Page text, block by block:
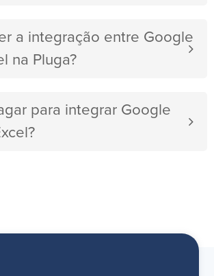
a integração entre Google
na Pluga?
para integrar Google